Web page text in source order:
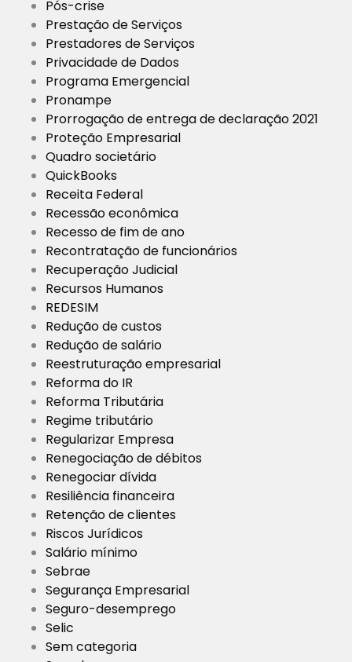
Pós-crise
Prestação de Serviços
Prestadores de Serviços
Privacidade de Dados
Programa Emergencial
Pronampe
Prorrogação de entrega de declaração 2021
Proteção Empresarial
Quadro societário
QuickBooks
Receita Federal
Recessão econômica
Recesso de fim de ano
Recontratação de funcionários
Recuperação Judicial
Recursos Humanos
REDESIM
Redução de custos
Redução de salário
Reestruturação empresarial
Reforma do IR
Reforma Tributária
Regime tributário
Regularizar Empresa
Renegociação de débitos
Renegociar dívida
Resiliência financeira
Retenção de clientes
Riscos Jurídicos
Salário mínimo
Sebrae
Segurança Empresarial
Seguro-desemprego
Selic
Sem categoria